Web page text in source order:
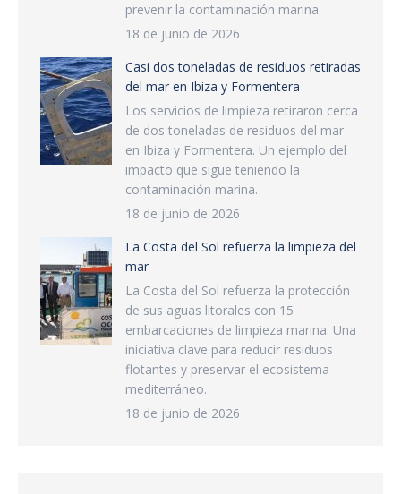
prevenir la contaminación marina.
18 de junio de 2026
Casi dos toneladas de residuos retiradas
del mar en Ibiza y Formentera
Los servicios de limpieza retiraron cerca
de dos toneladas de residuos del mar
en Ibiza y Formentera. Un ejemplo del
impacto que sigue teniendo la
contaminación marina.
18 de junio de 2026
La Costa del Sol refuerza la limpieza del
mar
La Costa del Sol refuerza la protección
de sus aguas litorales con 15
embarcaciones de limpieza marina. Una
iniciativa clave para reducir residuos
flotantes y preservar el ecosistema
mediterráneo.
18 de junio de 2026